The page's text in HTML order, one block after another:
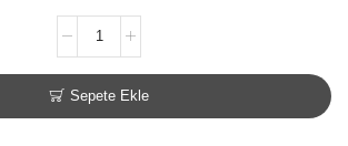
Sepete Ekle